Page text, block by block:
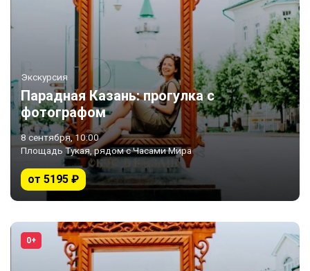
Экскурсия
Парадная Казань: прогулка с
фотографом
8 сентября, 10:00
Площадь Тукая, рядом с Часами Мира
от 5195 ₽
0+